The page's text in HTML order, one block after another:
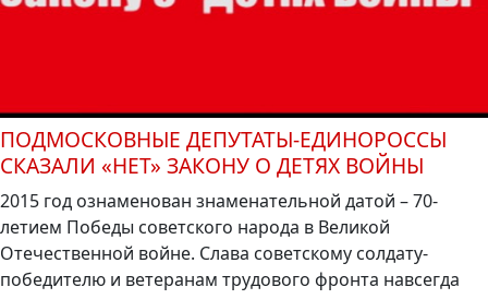
ПОДМОСКОВНЫЕ ДЕПУТАТЫ-ЕДИНОРОССЫ
СКАЗАЛИ «НЕТ» ЗАКОНУ О ДЕТЯХ ВОЙНЫ
2015 год ознаменован знаменательной датой – 70-
летием Победы советского народа в Великой
Отечественной войне. Слава советскому солдату-
победителю и ветеранам трудового фронта навсегда